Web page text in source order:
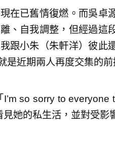
在已舊情復燃。而吳卓
、自我調整，但經過這
跟小朱（朱軒洋）彼此
是近期兩人再度交集的前
so sorry to everyone
她的私生活，並對受影